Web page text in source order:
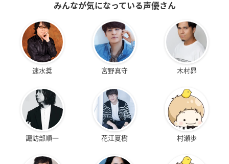
みんなが気になっている声優さん
速水奨 宮野真守 木村昴
諏訪部順一 花江夏樹 村瀬歩